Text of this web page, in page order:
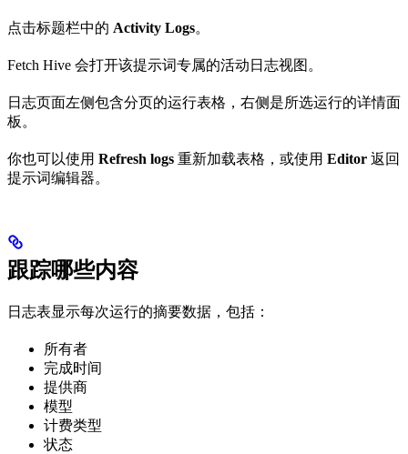
点击标题栏中的 Activity Logs。
Fetch Hive 会打开该提示词专属的活动日志视图。
日志页面左侧包含分页的运行表格，右侧是所选运行的详情面
板。
你也可以使用 Refresh logs 重新加载表格，或使用 Editor 返回
提示词编辑器。
跟踪哪些内容
日志表显示每次运行的摘要数据，包括：
所有者
完成时间
提供商
模型
计费类型
状态